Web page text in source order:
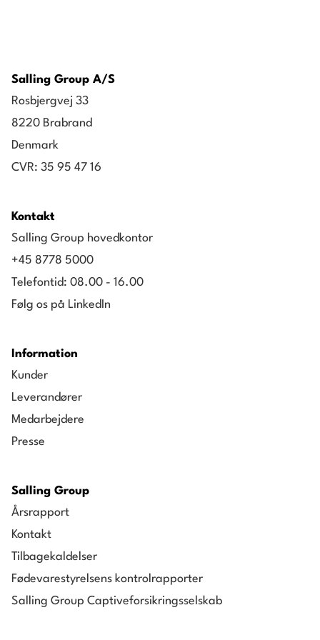
og udviklende feedback – gennem hele din
uddannelse.
Salling Group A/S
Rosbjergvej 33
8220 Brabrand
Denmark
CVR: 35 95 47 16
Kontakt
Salling Group hovedkontor
+45 8778 5000
Telefontid: 08.00 - 16.00
Følg os på LinkedIn
Information
Kunder
Leverandører
Medarbejdere
Presse
Salling Group
Årsrapport
Kontakt
Tilbagekaldelser
Fødevarestyrelsens kontrolrapporter
Salling Group Captiveforsikringsselskab